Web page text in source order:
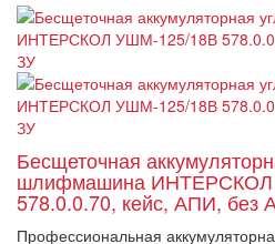
Бесщеточная
шлифмашина
578.0.0.70, кейс, АПИ, без
Профессиональная